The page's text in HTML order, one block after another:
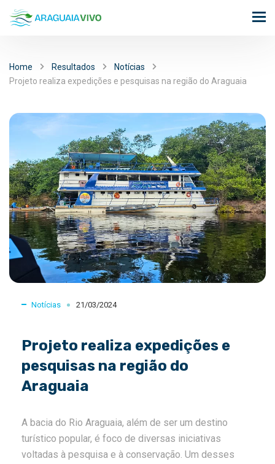
Home Resultados
Notícias
Projeto realiza expedições e pesquisas na região do Araguaia
Notícias 21/03/2024
Projeto realiza expedições e
pesquisas na região do
Araguaia
A bacia do Rio Araguaia, além de ser um destino
turístico popular, é foco de diversas iniciativas
voltadas à pesquisa e à conservação. Um desses